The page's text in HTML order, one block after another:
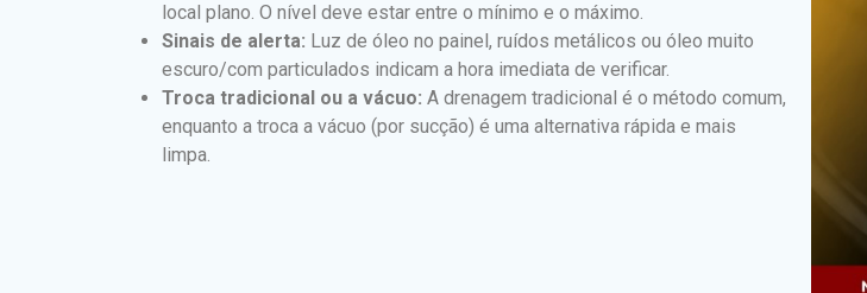
local plano. O nível deve estar entre o mínimo e o máximo.
Sinais de alerta: Luz de óleo no painel, ruídos metálicos ou óleo muito
escuro/com particulados indicam a hora imediata de verificar.
Troca tradicional ou a vácuo: A drenagem tradicional é o método comum,
enquanto a troca a vácuo (por sucção) é uma alternativa rápida e mais
limpa.